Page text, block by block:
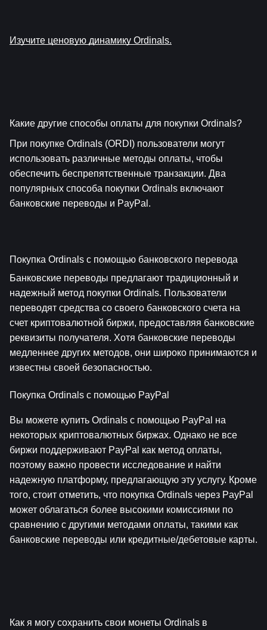
Изучите ценовую динамику Ordinals.
Какие другие способы оплаты для покупки Ordinals?
При покупке Ordinals (ORDI) пользователи могут
использовать различные методы оплаты, чтобы
обеспечить беспрепятственные транзакции. Два
популярных способа покупки Ordinals включают
банковские переводы и PayPal.
Покупка Ordinals с помощью банковского перевода
Банковские переводы предлагают традиционный и
надежный метод покупки Ordinals. Пользователи
переводят средства со своего банковского счета на
счет криптовалютной биржи, предоставляя банковские
реквизиты получателя. Хотя банковские переводы
медленнее других методов, они широко принимаются и
известны своей безопасностью.
Покупка Ordinals с помощью PayPal
Вы можете купить Ordinals с помощью PayPal на
некоторых криптовалютных биржах. Однако не все
биржи поддерживают PayPal как метод оплаты,
поэтому важно провести исследование и найти
надежную платформу, предлагающую эту услугу. Кроме
того, стоит отметить, что покупка Ordinals через PayPal
может облагаться более высокими комиссиями по
сравнению с другими методами оплаты, такими как
банковские переводы или кредитные/дебетовые карты.
Как я могу сохранить свои монеты Ordinals в